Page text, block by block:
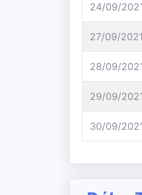
24/09/
27/09/2021
28/09/
29/09/
30/09/